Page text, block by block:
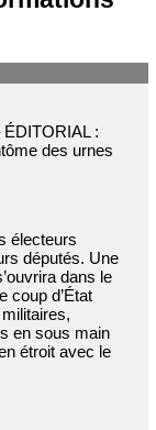
:
des urnes
électeurs
députés. Une
dans le
coup d’État
en sous main
étroit avec le